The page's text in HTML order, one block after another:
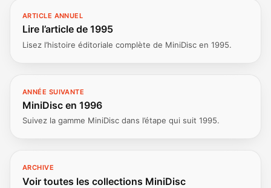
ARTICLE ANNUEL
Lire l’article de 1995
Lisez l’histoire éditoriale complète de MiniDisc en 1995.
ANNÉE SUIVANTE
MiniDisc en 1996
Suivez la gamme MiniDisc dans l’étape qui suit 1995.
ARCHIVE
Voir toutes les collections MiniDisc